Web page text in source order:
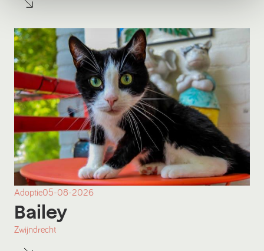
Adoptie05-08-2026
Bailey
Zwijndrecht